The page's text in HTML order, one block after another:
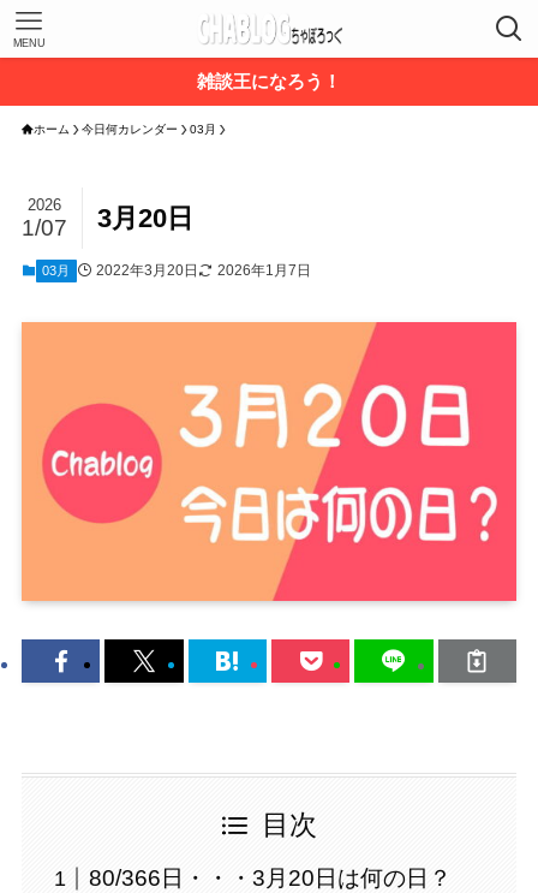
MENU
雑談王になろう！
ホーム 今日何カレンダー 03月
3月20日
2026
1/07
03月 2022年3月20日 2026年1月7日
目次
80/366日・・・3月20日は何の日？